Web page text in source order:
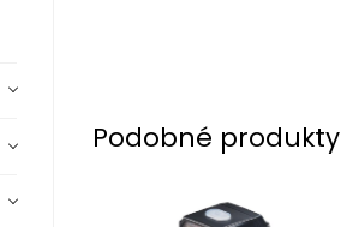
Podobné produkty